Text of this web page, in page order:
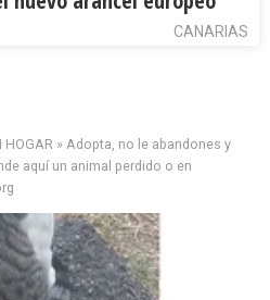
CANARIAS
HOGAR » Adopta, no le abandones y
aquí un animal perdido o en